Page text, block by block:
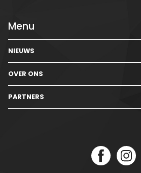
Menu
NIEUWS
OVER ONS
PARTNERS